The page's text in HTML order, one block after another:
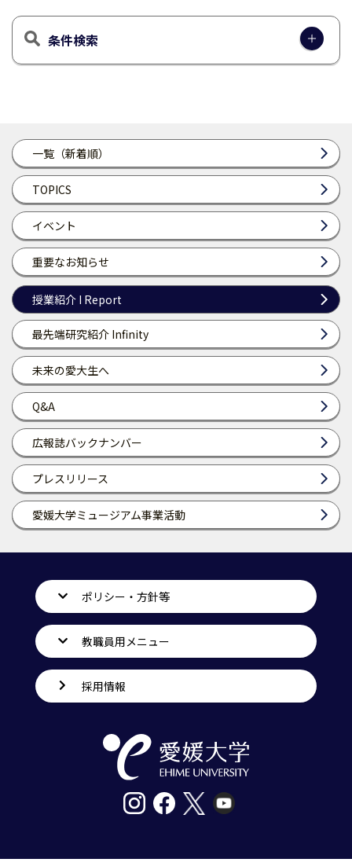
一覧（新着順）
TOPICS
イベント
重要なお知らせ
授業紹介 I Report
最先端研究紹介 Infinity
未来の愛大生へ
Q&A
広報誌バックナンバー
プレスリリース
愛媛大学ミュージアム事業活動
条件検索
ポリシー・方針等
教職員用メニュー
採用情報